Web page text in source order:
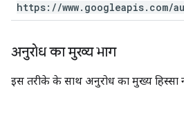
https: //www. googleapis. com/
अनुरोध का मुख्य भाग
इस तरीके के साथ अनुरोध का मुख्य हिस्सा